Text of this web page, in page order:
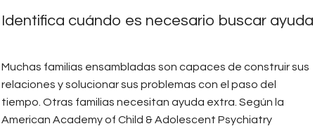
Identifica cuándo es necesario buscar ayuda
Muchas familias ensambladas son capaces de construir sus
relaciones y solucionar sus problemas con el paso del
tiempo. Otras familias necesitan ayuda extra. Según la
American Academy of Child & Adolescent Psychiatry